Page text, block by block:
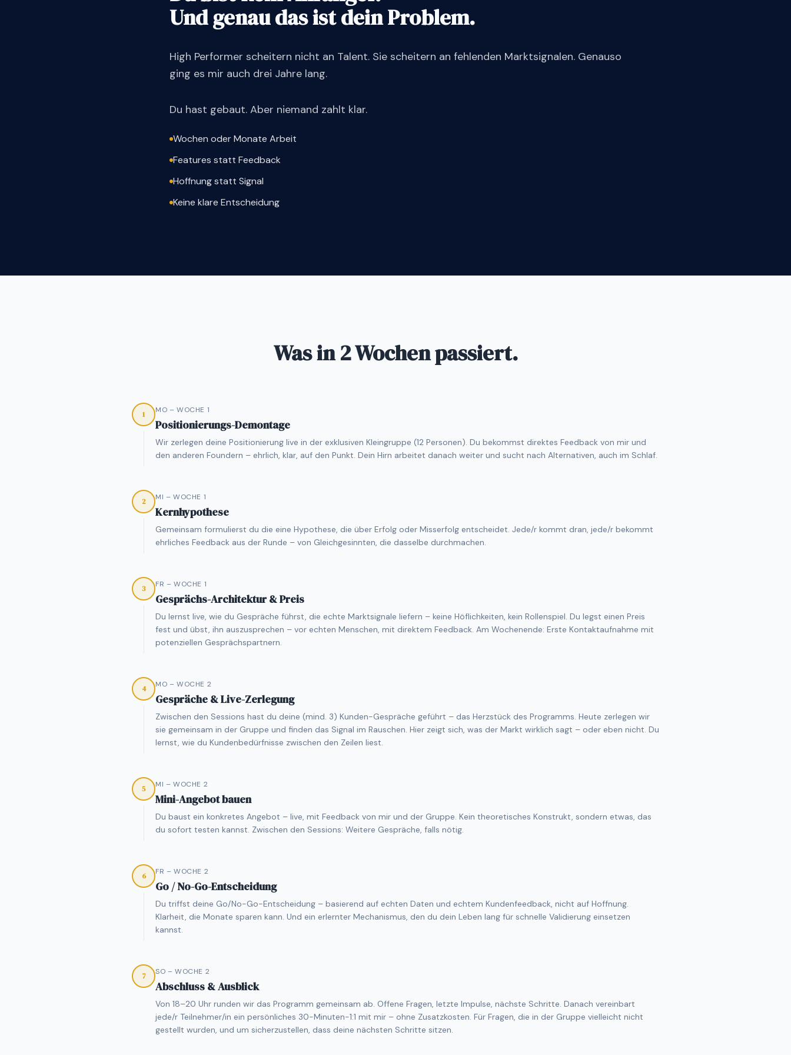
Und genau das ist dein Problem.
High Performer scheitern nicht an Talent. Sie scheitern an fehlenden Marktsignalen. Genauso
ging es mir auch drei Jahre lang.
Du hast gebaut. Aber niemand zahlt klar.
Wochen oder Monate Arbeit
Features statt Feedback
Hoffnung statt Signal
Keine klare Entscheidung
Was in 2 Wochen passiert.
1 MO – WOCHE 1
Positionierungs-Demontage
Wir zerlegen deine Positionierung live in der exklusiven Kleingruppe (12 Personen). Du bekommst direktes Feedback von mir und
den anderen Foundern – ehrlich, klar, auf den Punkt. Dein Hirn arbeitet danach weiter und sucht nach Alternativen, auch im Schlaf.
2 MI – WOCHE 1
Kernhypothese
Gemeinsam formulierst du die eine Hypothese, die über Erfolg oder Misserfolg entscheidet. Jede/r kommt dran, jede/r bekommt
ehrliches Feedback aus der Runde – von Gleichgesinnten, die dasselbe durchmachen.
3 FR – WOCHE 1
Gesprächs-Architektur & Preis
Du lernst live, wie du Gespräche führst, die echte Marktsignale liefern – keine Höflichkeiten, kein Rollenspiel. Du legst einen Preis
fest und übst, ihn auszusprechen – vor echten Menschen, mit direktem Feedback. Am Wochenende: Erste Kontaktaufnahme mit
potenziellen Gesprächspartnern.
4 MO – WOCHE 2
Gespräche & Live-Zerlegung
Zwischen den Sessions hast du deine (mind. 3) Kunden-Gespräche geführt – das Herzstück des Programms. Heute zerlegen wir
sie gemeinsam in der Gruppe und finden das Signal im Rauschen. Hier zeigt sich, was der Markt wirklich sagt – oder eben nicht. Du
lernst, wie du Kundenbedürfnisse zwischen den Zeilen liest.
5 MI – WOCHE 2
Mini-Angebot bauen
Du baust ein konkretes Angebot – live, mit Feedback von mir und der Gruppe. Kein theoretisches Konstrukt, sondern etwas, das
du sofort testen kannst. Zwischen den Sessions: Weitere Gespräche, falls nötig.
6 FR – WOCHE 2
Go / No-Go-Entscheidung
Du triffst deine Go/No-Go-Entscheidung – basierend auf echten Daten und echtem Kundenfeedback, nicht auf Hoffnung.
Klarheit, die Monate sparen kann. Und ein erlernter Mechanismus, den du dein Leben lang für schnelle Validierung einsetzen
kannst.
7 SO – WOCHE 2
Abschluss & Ausblick
Von 18–20 Uhr runden wir das Programm gemeinsam ab. Offene Fragen, letzte Impulse, nächste Schritte. Danach vereinbart
jede/r Teilnehmer/in ein persönliches 30-Minuten-1:1 mit mir – ohne Zusatzkosten. Für Fragen, die in der Gruppe vielleicht nicht
gestellt wurden, und um sicherzustellen, dass deine nächsten Schritte sitzen.